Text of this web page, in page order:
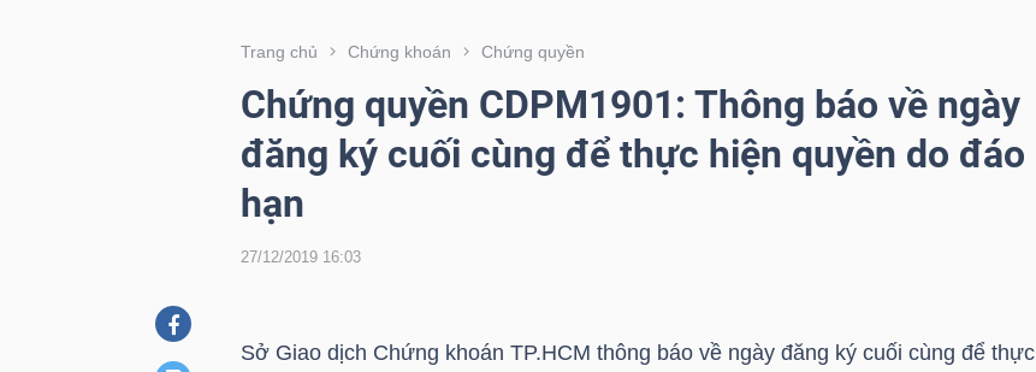
Trang chủ Chứng khoán Chứng quyền
Chứng quyền CDPM1901: Thông báo về ngày
đăng ký cuối cùng để thực hiện quyền do đáo
hạn
27/12/2019 16:03
Sở Giao dịch Chứng khoán TP.HCM thông báo về ngày đăng ký cuối cùng để thực